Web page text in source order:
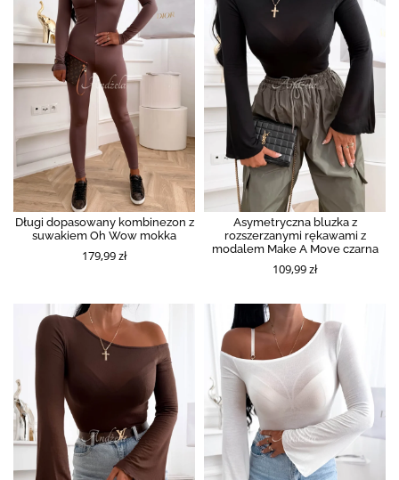
Długi dopasowany kombinezon z
suwakiem Oh Wow mokka
179,99 zł
Asymetryczna bluzka z
rozszerzanymi rękawami z
modalem Make A Move czarna
109,99 zł